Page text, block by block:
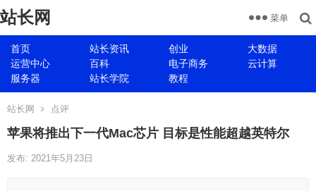
站长网
首页 站长资讯 创业
大数据
运营中心
百科 电子商务
云计算
服务器
站长学院 教程
菜单
站长网 点评
苹果将推出下一代Mac芯片 目标是性能超越英特尔
发布: 2021年5月23日